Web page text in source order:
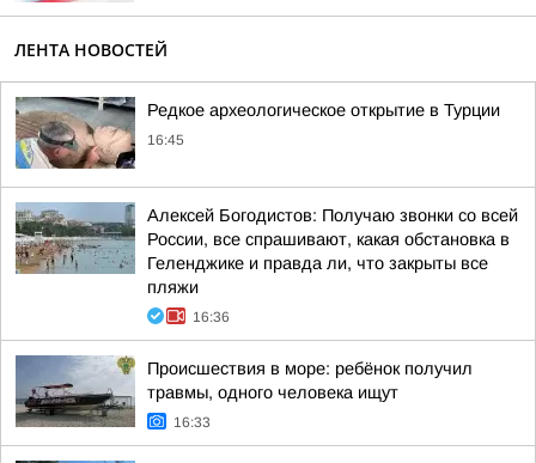
ЛЕНТА НОВОСТЕЙ
Редкое археологическое открытие в Турции
16:45
Алексей Богодистов: Получаю звонки со всей
России, все спрашивают, какая обстановка в
Геленджике и правда ли, что закрыты все
пляжи
16:36
Происшествия в море: ребёнок получил
травмы, одного человека ищут
16:33